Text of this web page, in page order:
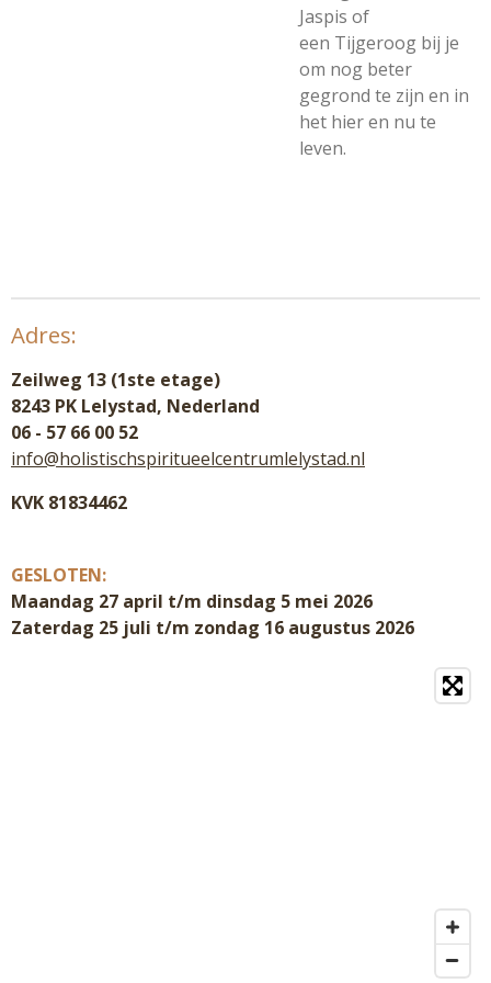
Jaspis of
een Tijgeroog bij je
om nog beter
gegrond te zijn en in
het hier en nu te
leven.
Adres:
Zeilweg 13 (1ste etage)
8243 PK Lelystad, Nederland
06 - 57 66 00 52
info@holistischspiritueelcentrumlelystad.nl
KVK 81834462
GESLOTEN:
Maandag 27 april t/m dinsdag 5 mei 2026
Zaterdag 25 juli t/m zondag 16 augustus 2026